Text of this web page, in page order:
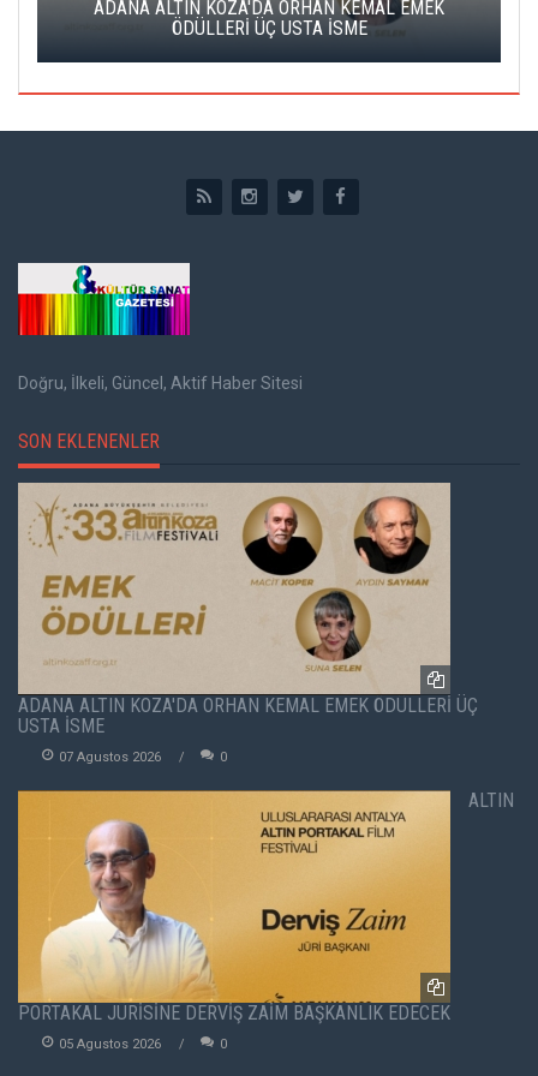
ADANA ALTIN KOZA'DA ORHAN KEMAL EMEK
ÖDÜLLERİ ÜÇ USTA İSME
Doğru, İlkeli, Güncel, Aktif Haber Sitesi
SON EKLENENLER
ADANA ALTIN KOZA'DA ORHAN KEMAL EMEK ÖDÜLLERİ ÜÇ
USTA İSME
07 Agustos 2026 0
ALTIN
PORTAKAL JÜRİSİNE DERVİŞ ZAİM BAŞKANLIK EDECEK
05 Agustos 2026 0